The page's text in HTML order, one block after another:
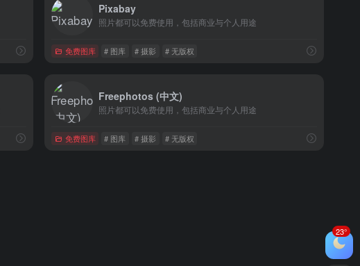
Pixabay
照片都可以免费使用，包括商业与个人用途
免费图库 # 图库 # 摄影 # 无版权
Freephotos (中文)
照片都可以免费使用，包括商业与个人用途
免费图库 # 图库 # 摄影 # 无版权
23°